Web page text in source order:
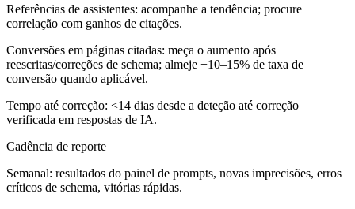
Referências de assistentes: acompanhe a tendência; procure
correlação com ganhos de citações.
Conversões em páginas citadas: meça o aumento após
reescritas/correções de schema; almeje +10–15% de taxa de
conversão quando aplicável.
Tempo até correção: <14 dias desde a deteção até correção
verificada em respostas de IA.
Cadência de reporte
Semanal: resultados do painel de prompts, novas imprecisões, erros
críticos de schema, vitórias rápidas.